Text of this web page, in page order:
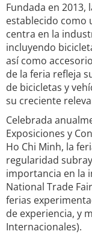
Fundada en 2013,
establecido como
centra en la
incluyendo
así como
de la feria refleja
de bicicletas y
su creciente
Celebrada
Exposiciones y
Ho Chi Minh, la
regularidad
importancia en la
National Trade
ferias
de experiencia, y
Internacionales).